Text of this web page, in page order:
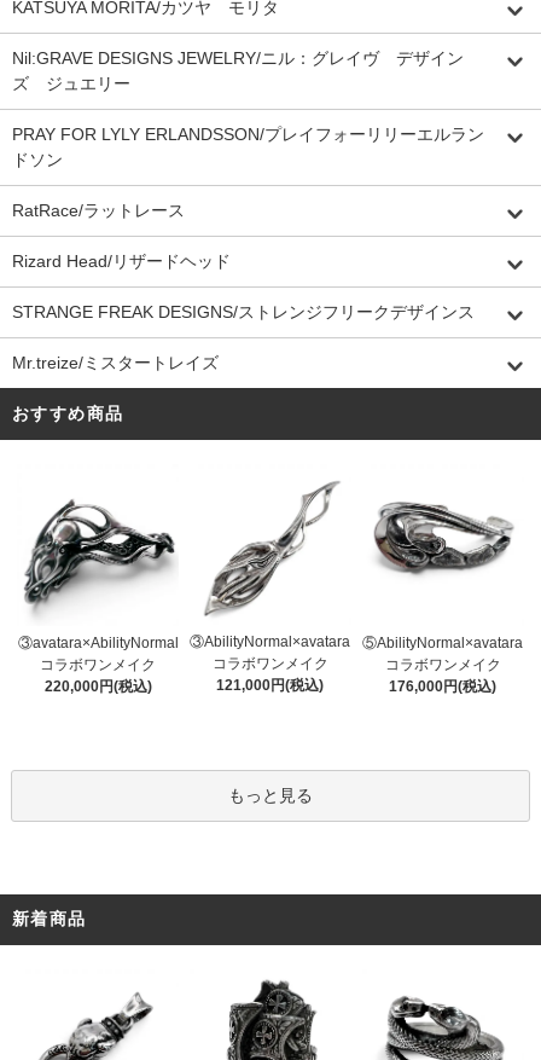
KATSUYA MORITA/カツヤ モリタ
Nil:GRAVE DESIGNS JEWELRY/ニル：グレイヴ デザイン
ズ ジュエリー
PRAY FOR LYLY ERLANDSSON/プレイフォーリリーエルラン
ドソン
RatRace/ラットレース
Rizard Head/リザードヘッド
STRANGE FREAK DESIGNS/ストレンジフリークデザインス
Mr.treize/ミスタートレイズ
おすすめ商品
③avatara×AbilityNormal
コラボワンメイク
220,000円(税込)
③AbilityNormal×avatara
コラボワンメイク
121,000円(税込)
⑤AbilityNormal×avatara
コラボワンメイク
176,000円(税込)
もっと見る
新着商品